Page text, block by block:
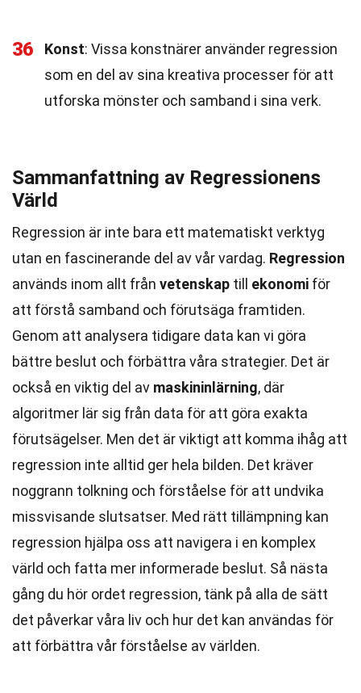
36 Konst: Vissa konstnärer använder regression
som en del av sina kreativa processer för att
utforska mönster och samband i sina verk.
Sammanfattning av Regressionens
Värld
Regression är inte bara ett matematiskt verktyg
utan en fascinerande del av vår vardag. Regression
används inom allt från vetenskap till ekonomi för
att förstå samband och förutsäga framtiden.
Genom att analysera tidigare data kan vi göra
bättre beslut och förbättra våra strategier. Det är
också en viktig del av maskininlärning, där
algoritmer lär sig från data för att göra exakta
förutsägelser. Men det är viktigt att komma ihåg att
regression inte alltid ger hela bilden. Det kräver
noggrann tolkning och förståelse för att undvika
missvisande slutsatser. Med rätt tillämpning kan
regression hjälpa oss att navigera i en komplex
värld och fatta mer informerade beslut. Så nästa
gång du hör ordet regression, tänk på alla de sätt
det påverkar våra liv och hur det kan användas för
att förbättra vår förståelse av världen.